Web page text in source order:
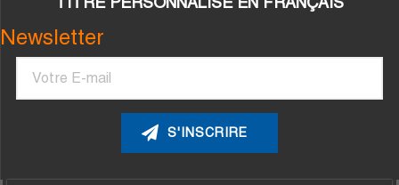
Newsletter
Courriel